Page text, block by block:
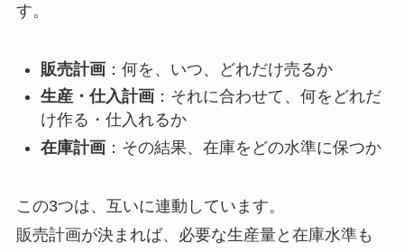
す。
販売計画：何を、いつ、どれだけ売るか
生産・仕入計画：それに合わせて、何をどれだ
け作る・仕入れるか
在庫計画：その結果、在庫をどの水準に保つか
この3つは、互いに連動しています。
販売計画が決まれば、必要な生産量と在庫水準も